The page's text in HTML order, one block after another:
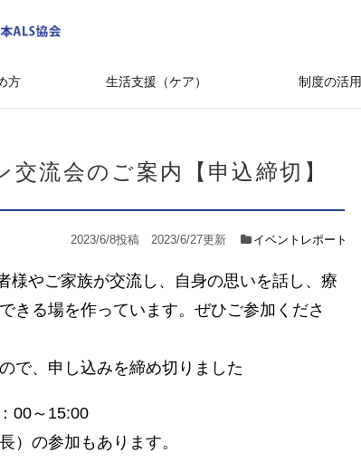
方 生活支援（ケア） 制度の活用
流会のご案内【申込締切】
2023/6/8投稿 2023/6/27更新 イベントレポート
様やご家族が交流し、自身の思いを話し、療
きる場を作っています。ぜひご参加くださ
で、申し込みを締め切りました
00～15:00
）の参加もあります。